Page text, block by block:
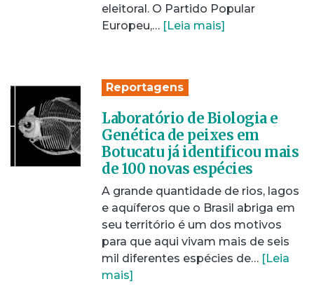
eleitoral. O Partido Popular
Europeu,… [Leia mais]
Reportagens
Laboratório de Biologia e
Genética de peixes em
Botucatu já identificou mais
de 100 novas espécies
A grande quantidade de rios, lagos
e aquíferos que o Brasil abriga em
seu território é um dos motivos
para que aqui vivam mais de seis
mil diferentes espécies de… [Leia
mais]